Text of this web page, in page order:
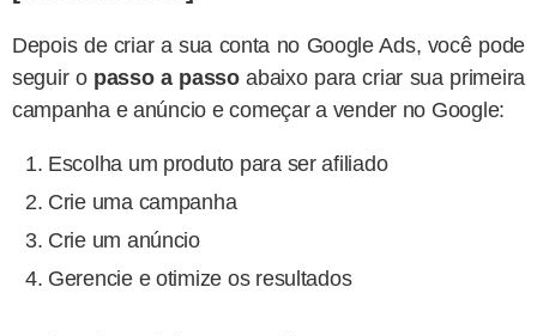
Depois de criar a sua conta no Google Ads, você pode
seguir o passo a passoabaixo para criar sua primeira
campanha e anúncio e começar a vender no Google:
Escolha um produto para ser afiliado
Crie uma campanha
Crie um anúncio
Gerencie e otimize os resultados